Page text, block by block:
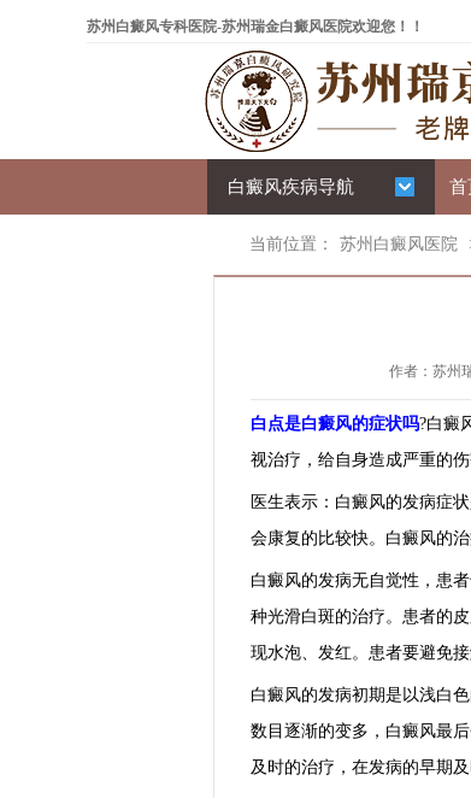
苏州白癜风专科医院-苏州瑞金白癜风医院欢迎您！！
白癜风疾病导航 首
当前位置： 苏州白癜风医院
作者：苏州
白点是白癜风的症状吗?白癜
视治疗，给自身造成严重的
医生表示：白癜风的发病症
会康复的比较快。白癜风的
白癜风的发病无自觉性，患
种光滑白斑的治疗。患者的
现水泡、发红。患者要避免
白癜风的发病初期是以浅白
数目逐渐的变多，白癜风最
及时的治疗，在发病的早期